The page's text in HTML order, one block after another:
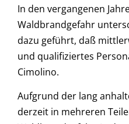
In den vergangenen
Waldbrandgefahr
dazu geführt, daß
und qualifiziertes
Cimolino.
Aufgrund der lang
derzeit in mehreren